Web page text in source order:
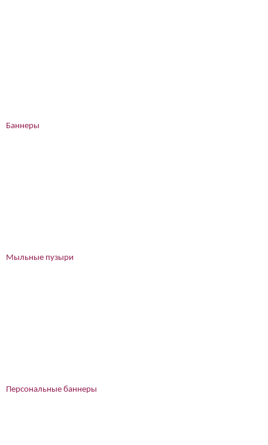
Баннеры
Мыльные пузыри
Персональные баннеры